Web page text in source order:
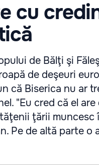
cu
de Bălţi şi
de deşeuri
că Biserica nu ar
"Eu cred că el
ţării muncesc
Pe de altă parte o